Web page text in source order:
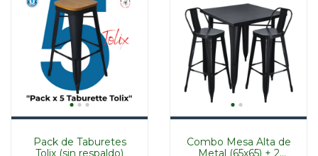
Pack de Taburetes
Tolix (sin respaldo)
Combo Mesa Alta de
Metal (65x65) + 2